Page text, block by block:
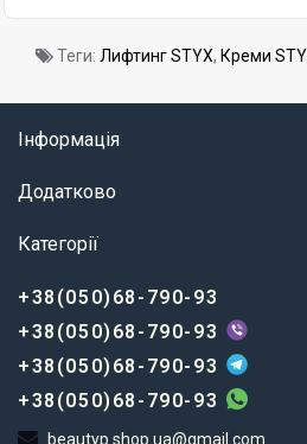
Теги: Лифтинг STYX, Креми
Інформація
Додатково
Категорії
+38(050)68-790-93
+38(050)68-790-93
+38(050)68-790-93
+38(050)68-790-93
beautyp.shop.ua@gmail.com